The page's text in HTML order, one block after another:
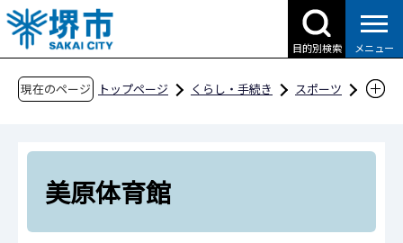
こ
の
ペ
目的別検索 メニュー
現在のページ トップページ くらし・手続き
スポーツ
堺市の体育館
美原体育館
美原体育館